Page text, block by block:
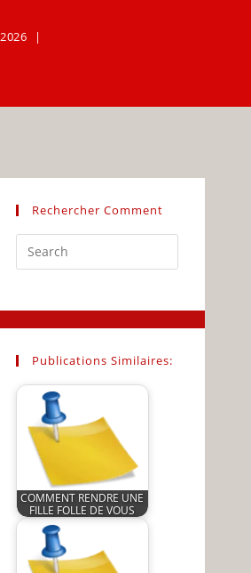
Rechercher Comment
Escape
close
the
Publications Similaires:
COMMENT RENDRE UNE
FILLE FOLLE DE VOUS
by
JeunInfo.J.l.